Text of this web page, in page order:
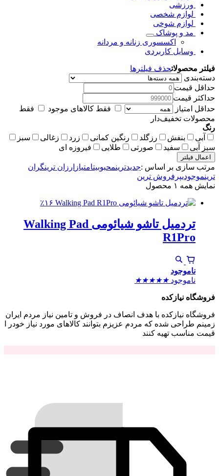
ورزشی
لوازم شخصی
لوازم شوخی
مد و پوشاک
اکسسوری زنانه و مردانه
وسایل کاربردی
فیلتر محصولاتحذف فیلترها
دسته‌بندی
حداقل قیمت
حداکثر قیمت
حداقل امتیاز
فقط کالاهای موجود
فقط
محصولات تخفیف‌دار
رنگ
آبی
بنفش رزگلد رنگین کمانی زرد زغالی
سبز
سبز آبی
سفید صورتی طلایی فیروزه ای
اعمال فیلتر
مرتب سازی بر اساس :جدیدترینمحبوبیتامتیاز ارزان ترینگران
ترینموجودیپرفروش ترین
نمایش همه ۱ محصول
٪۱۶
تردمیل تاشو شیائومی Walking Pad
R1Pro
ناموجود
ناموجود ★
★
★
★
★
فروشگاه نیازکده
فروشگاه نیازکده با هدف انصاف در فروش و تامین نیاز مردم ایران
زمینم طراحی شده که مردم عزیزم بتوانند کالاهای مورد نیاز خودر ا
قیمت مناسب تهیه کنند